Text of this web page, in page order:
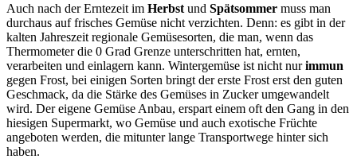
Auch nach der Erntezeit im Herbst und Spätsommer muss man
durchaus auf frisches Gemüse nicht verzichten. Denn: es gibt in der
kalten Jahreszeit regionale Gemüsesorten, die man, wenn das
Thermometer die 0 Grad Grenze unterschritten hat, ernten,
verarbeiten und einlagern kann. Wintergemüse ist nicht nurimmun
gegen Frost, bei einigen Sorten bringt der erste Frost erst den guten
Geschmack, da die Stärke des Gemüses in Zucker umgewandelt
wird. Der eigene Gemüse Anbau, erspart einem oft den Gang in den
hiesigen Supermarkt, wo Gemüse und auch exotische Früchte
angeboten werden, die mitunter lange Transportwege hinter sich
haben.